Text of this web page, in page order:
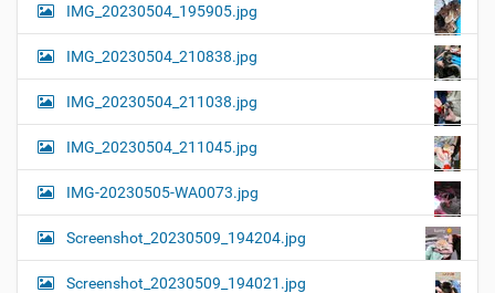
IMG_20230504_195905.jpg
IMG_20230504_210838.jpg
IMG_20230504_211038.jpg
IMG_20230504_211045.jpg
IMG-20230505-WA0073.jpg
Screenshot_20230509_194204.jpg
Screenshot_20230509_194021.jpg